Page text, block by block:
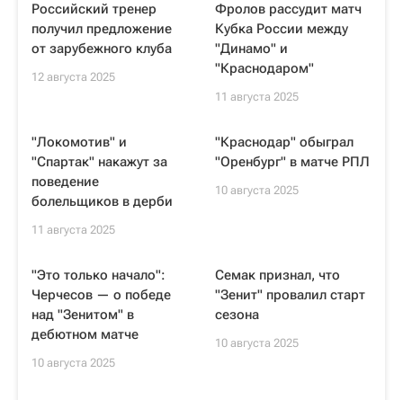
Российский тренер
получил предложение
от зарубежного клуба
12 августа 2025
Фролов рассудит матч
Кубка России между
"Динамо" и
"Краснодаром"
11 августа 2025
"Локомотив" и
"Спартак" накажут за
поведение
болельщиков в дерби
11 августа 2025
"Краснодар" обыграл
"Оренбург" в матче РПЛ
10 августа 2025
"Это только начало":
Черчесов — о победе
над "Зенитом" в
дебютном матче
10 августа 2025
Семак признал, что
"Зенит" провалил старт
сезона
10 августа 2025